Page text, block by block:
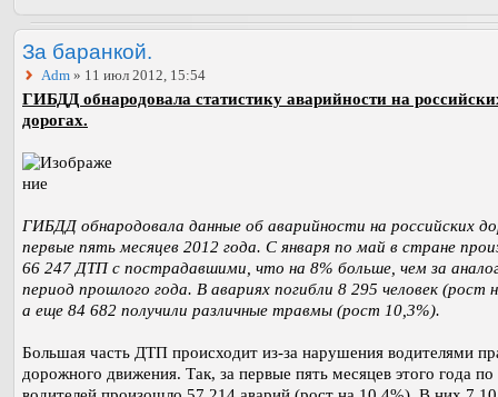
За баранкой.
Adm » 11 июл 2012, 15:54
ГИБДД обнародовала статистику аварийности на
дорогах.
ГИБДД обнародовала данные об аварийности на российских
первые пять месяцев 2012 года. С января по май в стране
66 247 ДТП с пострадавшими, что на 8% больше, чем за
период прошлого года. В авариях погибли 8 295 человек (рост
а еще 84 682 получили различные травмы (рост 10,3%).
Большая часть ДТП происходит из-за нарушения водителями
дорожного движения. Так, за первые пять месяцев этого года по